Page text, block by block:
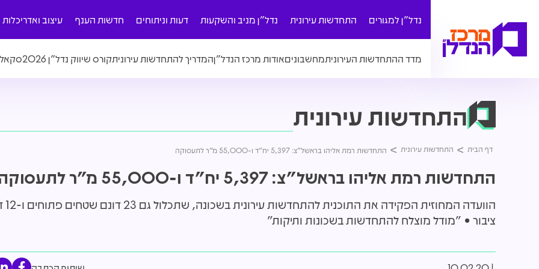
נדל"ן למגורים התחדשות עירונית נדל"ן מניב והשקעות דעות וניתוחים חדשות הענף עיצוב ואדריכלות
מדד ההתחדשות העירוניתמחשבוניםאודות מרכז הנדל"ןהמדריך להתחדשות עירוניתקורס שיווק נדל"ן 2026
התחדשות עירונית
דף הבית התחדשות עירונית התחדשות רמת אליהו בראשל"צ: 5,397 יח"ד ו-55,000 מ"ר לתעסוקה
התחדשות רמת אליהו בראשל"צ: 5,397 יח"ד ו-55,000 מ"ר לתעסוקה
ציבור • "מודל מוצלח להתחדשות בשכונות ותיקות"